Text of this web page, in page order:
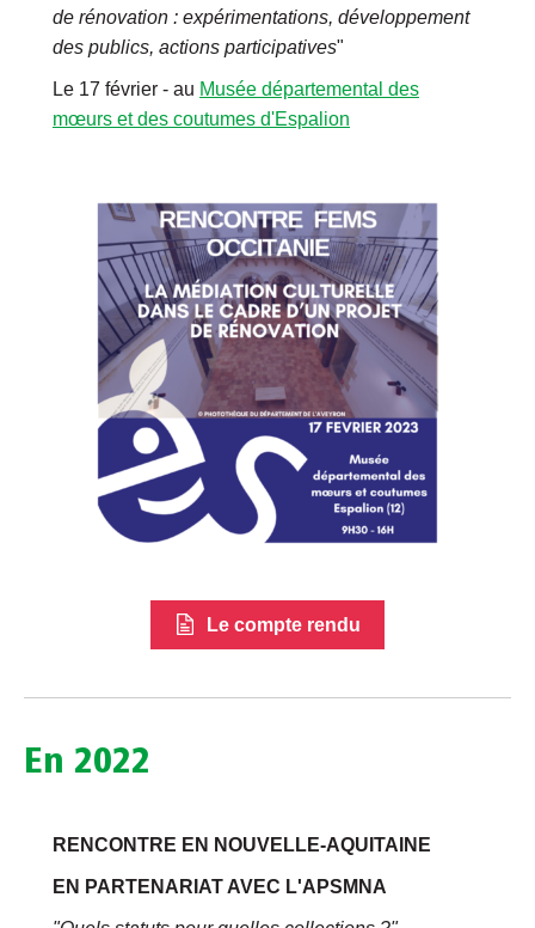
de rénovation : expérimentations, développement
des publics, actions participatives"
Le 17 février - au Musée départemental des
mœurs et des coutumes d'Espalion
Le compte rendu
En 2022
RENCONTRE EN NOUVELLE-AQUITAINE
EN PARTENARIAT AVEC L'APSMNA